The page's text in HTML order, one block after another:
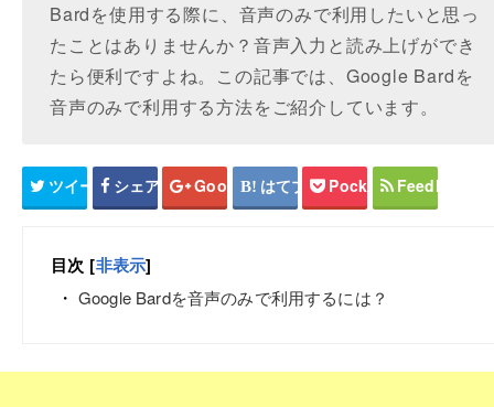
Bardを使用する際に、音声のみで利用したいと思っ
たことはありませんか？音声入力と読み上げができ
たら便利ですよね。この記事では、Google Bardを
音声のみで利用する方法をご紹介しています。
ツイート シェア Google+ はてブ Pocket Feedly
目次 [非表示]
Google Bardを音声のみで利用するには？